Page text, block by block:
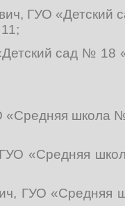
ГУО «Детский
сад № 18
«Средняя школа
«Средняя
ГУО «Средняя